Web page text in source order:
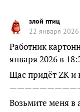
злой птиц
22 января
Работник
января 2026 в
Щас придёт ZK и
Возьмите меня в